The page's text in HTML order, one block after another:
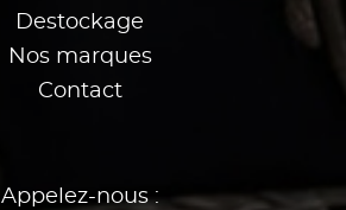
Destockage
Nos marques
Contact
Appelez-nous :